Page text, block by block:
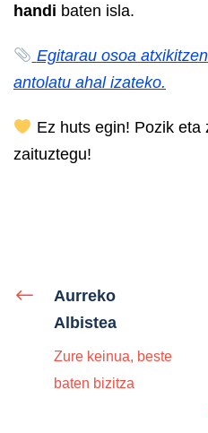
handi baten isla.
Egitarau osoa
antolatu ahal izateko.
Ez huts egin! Pozik eta
zaituztegu!
Aurreko
Albistea
Zure keinua, beste
baten bizitza